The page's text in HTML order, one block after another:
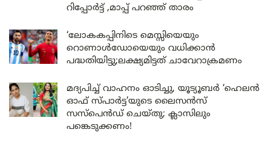
റിപ്പോർട്ട് ,മാപ്പ് പറഞ്ഞ് താരം
‘ലോകകപ്പിനിടെ മെസ്സിയെയും
റൊണാൾഡോയെയും വധിക്കാൻ
പദ്ധതിയിട്ടു;ലക്ഷ്യമിട്ടത് ചാവേറാക്രമണം
മദ്യപിച്ച് വാഹനം ഓടിച്ചു, യൂട്യൂബർ ‘ഹെലൻ
ഓഫ് സ്പാർട്ട’യുടെ ലൈസൻസ്
സസ്പെൻഡ് ചെയ്തു; ക്ലാസിലും
പങ്കെടുക്കണം!